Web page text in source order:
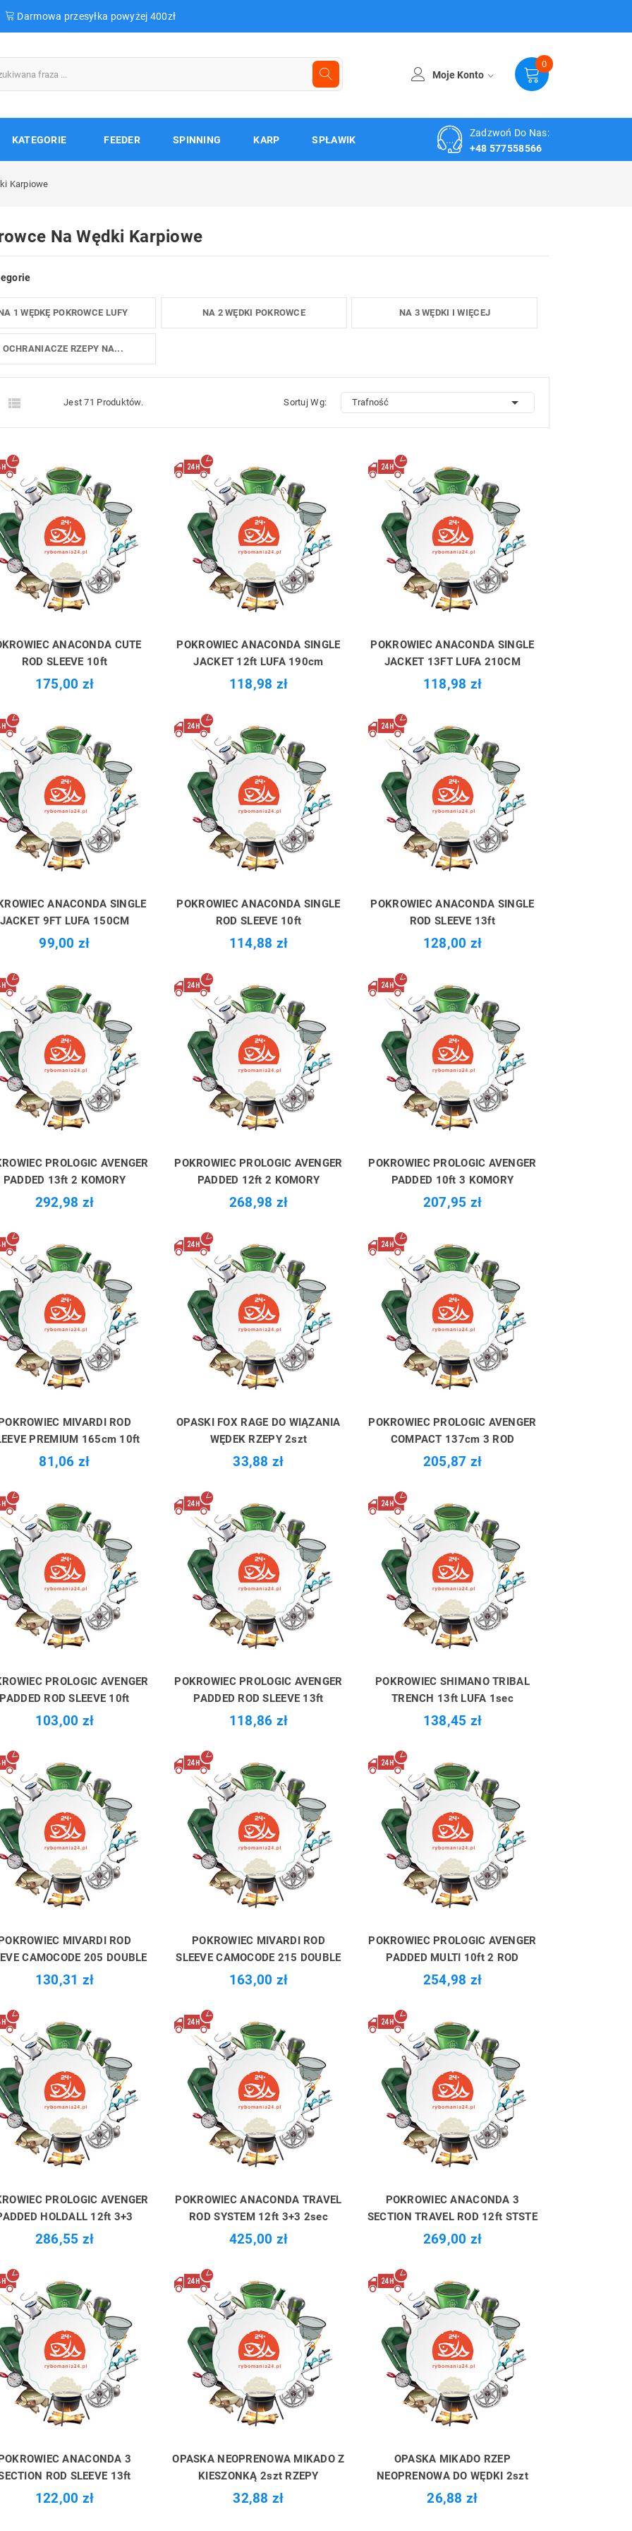
Darmowa przesyłka powyżej 400zł
0
Moje Konto
KATEGORIE FEEDER SPINNING KARP SPŁAWIK
Zadzwoń Do Nas:
+48 577558566
Karpiowe
Na Wędki Karpiowe
1 WĘDKĘ POKROWCE LUFY NA 2 WĘDKI POKROWCE NA 3 WĘDKI I WIĘCEJ
OCHRANIACZE RZEPY NA...
 Jest 71 Produktów. Sortuj Wg: Trafność 
ANACONDA CUTE
ROD SLEEVE 10ft
175,00 zł
POKROWIEC ANACONDA SINGLE
JACKET 12ft LUFA 190cm
118,98 zł
POKROWIEC ANACONDA SINGLE
JACKET 13FT LUFA 210CM
118,98 zł
ANACONDA SINGLE
JACKET 9FT LUFA 150CM
99,00 zł
POKROWIEC ANACONDA SINGLE
ROD SLEEVE 10ft
114,88 zł
POKROWIEC ANACONDA SINGLE
ROD SLEEVE 13ft
128,00 zł
PROLOGIC AVENGER
PADDED 13ft 2 KOMORY
292,98 zł
POKROWIEC PROLOGIC AVENGER
PADDED 12ft 2 KOMORY
268,98 zł
POKROWIEC PROLOGIC AVENGER
PADDED 10ft 3 KOMORY
207,95 zł
MIVARDI ROD
PREMIUM 165cm 10ft
81,06 zł
OPASKI FOX RAGE DO WIĄZANIA
WĘDEK RZEPY 2szt
33,88 zł
POKROWIEC PROLOGIC AVENGER
COMPACT 137cm 3 ROD
205,87 zł
PROLOGIC AVENGER
PADDED ROD SLEEVE 10ft
103,00 zł
POKROWIEC PROLOGIC AVENGER
PADDED ROD SLEEVE 13ft
118,86 zł
POKROWIEC SHIMANO TRIBAL
TRENCH 13ft LUFA 1sec
138,45 zł
MIVARDI ROD
CAMOCODE 205 DOUBLE
130,31 zł
POKROWIEC MIVARDI ROD
SLEEVE CAMOCODE 215 DOUBLE
163,00 zł
POKROWIEC PROLOGIC AVENGER
PADDED MULTI 10ft 2 ROD
254,98 zł
PROLOGIC AVENGER
HOLDALL 12ft 3+3
286,55 zł
POKROWIEC ANACONDA TRAVEL
ROD SYSTEM 12ft 3+3 2sec
425,00 zł
POKROWIEC ANACONDA 3
SECTION TRAVEL ROD 12ft STSTE
269,00 zł
ANACONDA 3
ROD SLEEVE 13ft
122,00 zł
OPASKA NEOPRENOWA MIKADO Z
KIESZONKĄ 2szt RZEPY
32,88 zł
OPASKA MIKADO RZEP
NEOPRENOWA DO WĘDKI 2szt
26,88 zł